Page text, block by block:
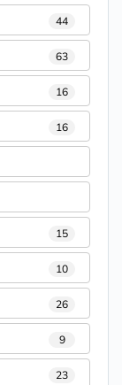
44
63
16
16
15
10
26
9
23